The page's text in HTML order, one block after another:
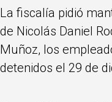
La fiscalía pidió
de Nicolás Daniel
Muñoz, los
detenidos el 29 de